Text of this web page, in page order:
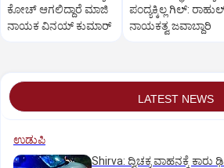
ಕೋಚ್‌ ಆಗಲಿದ್ದಾರೆ ಮಾಜಿ
ನಾಯಕ ವಿನಯ್‌ ಕುಮಾರ್
ಪಂದ್ಯಕ್ಕಿಲ್ಲ ಗಿಲ್:‌
ನಾಯಕತ್ವ ಜವಾಬ್ದಾರಿ
LATEST NEWS
ಉಡುಪಿ
Shirva: ದ್ವಿಚಕ್ರ ವಾಹನಕ್ಕೆ ಕಾರು